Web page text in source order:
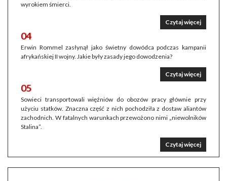
wyrokiem śmierci.
Czytaj więcej
04
Erwin Rommel zasłynął jako świetny dowódca podczas kampanii
afrykańskiej II wojny. Jakie były zasady jego dowodzenia?
Czytaj więcej
05
Sowieci transportowali więźniów do obozów pracy głównie przy
użyciu statków. Znaczna część z nich pochodziła z dostaw aliantów
zachodnich. W fatalnych warunkach przewożono nimi „niewolników
Stalina”.
Czytaj więcej